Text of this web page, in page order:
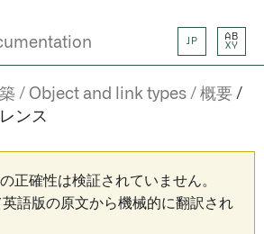
JP
AB
XY
Object and link types
概要
ンス
正確性は検証されていません。
英語版の原文から機械的に翻訳され